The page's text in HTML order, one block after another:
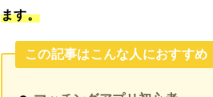
ます。
この記事はこんな人におすすめ